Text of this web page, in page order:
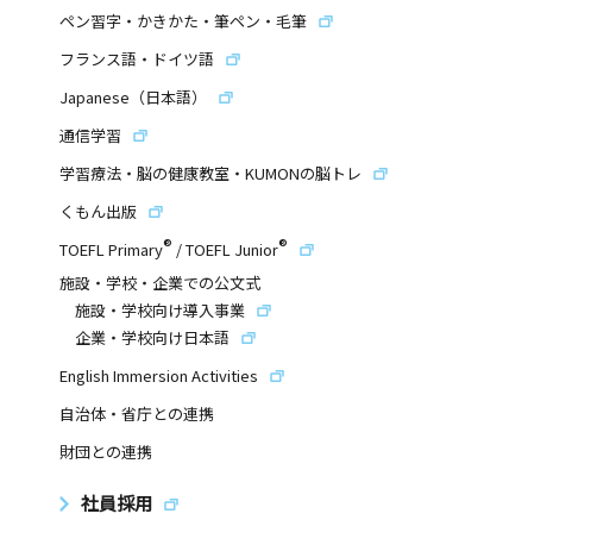
ペン習字・かきかた・筆ペン・毛筆
フランス語・ドイツ語
Japanese（日本語）
通信学習
学習療法・脳の健康教室・KUMONの脳トレ
くもん出版
TOEFL Primary® /TOEFL Junior®
施設・学校・企業での公文式
施設・学校向け導入事業
企業・学校向け日本語
English Immersion Activities
自治体・省庁との連携
財団との連携
社員採用